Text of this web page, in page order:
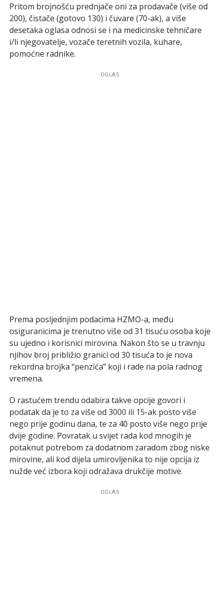
Pritom brojnošću prednjače oni za prodavače (više od
200), čistače (gotovo 130) i čuvare (70-ak), a više
desetaka oglasa odnosi se i na medicinske tehničare
i/li njegovatelje, vozače teretnih vozila, kuhare,
pomoćne radnike.
OGLAS
Prema posljednjim podacima HZMO-a, među
osiguranicima je trenutno više od 31 tisuću osoba koje
su ujedno i korisnici mirovina. Nakon što se u travnju
njihov broj približio granici od 30 tisuća to je nova
rekordna brojka “penzića” koji i rade na pola radnog
vremena.
O rastućem trendu odabira takve opcije govori i
podatak da je to za više od 3000 ili 15-ak posto više
nego prije godinu dana, te za 40 posto više nego prije
dvije godine. Povratak u svijet rada kod mnogih je
potaknut potrebom za dodatnom zaradom zbog niske
mirovine, ali kod dijela umirovljenika to nije opcija iz
nužde već izbora koji odražava drukčije motive.
OGLAS